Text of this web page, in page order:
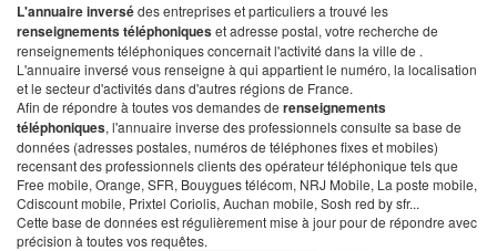
L'annuaire inversédes entreprises et particuliers a trouvé les
renseignements téléphoniqueset adresse postal, votre recherche de
renseignements téléphoniques concernait l'activité dans la ville de .
L'annuaire inversé vous renseigne à qui appartient le numéro, la localisation
et le secteur d'activités dans d'autres régions de France.
Afin de répondre à toutes vos demandes de renseignements
téléphoniques, l'annuaire inverse des professionnels consulte sa base de
données (adresses postales, numéros de téléphones fixes et mobiles)
recensant des professionnels clients des opérateur téléphonique tels que
Free mobile, Orange, SFR, Bouygues télécom, NRJ Mobile, La poste mobile,
Cdiscount mobile, Prixtel Coriolis, Auchan mobile, Sosh red by sfr...
Cette base de données est régulièrement mise à jour pour de répondre avec
précision à toutes vos requêtes.